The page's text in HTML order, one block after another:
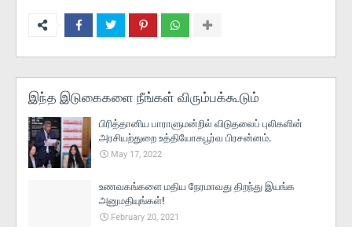
இந்த இடுகைகளை நீங்கள் விரும்பக்கூடும்
பிரித்தானிய பாராளுமன்றில் விடுதலைப் புலிகளின்
அரசியற்துறை உத்தியோகபூர்வ பிரசன்னம்.
May 17, 2022
உணவகங்களை மதிய நேரமாவது திறந்து இயங்க
அனுமதியுங்கள்!
February 20, 2021